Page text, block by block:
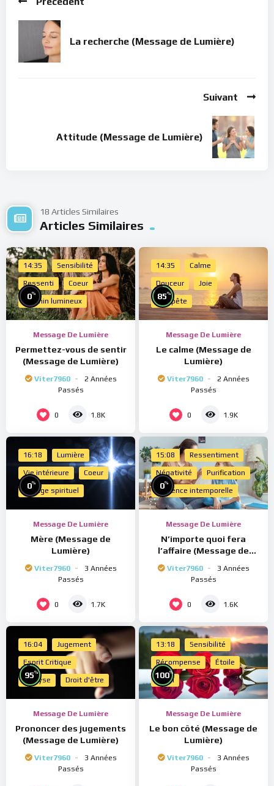
partir de ce moment-là, rien ni personne ne peut nous
détourner de ce chemin : “Arrière de moi, Satan ! tu m’es en
scandale; car tes pensées ne sont pas les pensées de Dieu,
par une imagination humaine maladive, de le détourner.
confiance profonde, une estime de soi inédite, une paix et
une joie inégalée, alors vous savez ce qui vous a conduit sur
Terre. Profitez-en pour vivre dans les grâces infinies du Ciel !
Bonne méditation.
La recherche (Message de Lumière)
Suivant
Attitude (Message de Lumière)
18 Articles Similaires
Articles Similaires
14:35 Sensibilité
Ressenti Coeur
Chemin lumineux
0%
Message De Lumière
Permettez-vous de sentir
(Message de Lumière)
Viter7960
2 Années
Passés
0 1.8K
14:35 Calme
Douceur Joie
Tempête
85%
Message De Lumière
Le calme (Message de
Lumière)
Viter7960
2 Années
Passés
0 1.9K
16:18 Lumière
Vie intérieure Coeur
Voyage spirituel
0%
Message De Lumière
Mère (Message de
Lumière)
Viter7960
3 Années
Passés
0 1.7K
15:08 Ressentiment
Négativité Purification
Présence intemporelle
0%
Message De Lumière
N’importe quoi fera
l’affaire (Message de
Viter7960
3 Années
Passés
0 1.6K
16:04 Jugement
Esprit Critique
Analyse Droit d'être
95%
Message De Lumière
Prononcer des jugements
(Message de Lumière)
Viter7960
3 Années
Passés
13:18 Sensibilité
Récompense Étoile
Merci
100%
Message De Lumière
Le bon côté (Message de
Lumière)
Viter7960
3 Années
Passés